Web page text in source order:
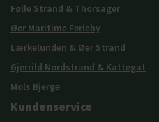
Følle Strand & Thorsager
Øer Maritime Ferieby
Lærkelunden & Øer Strand
Gjerrild Nordstrand & Kattegat
Mols Bjerge
Kundenservice